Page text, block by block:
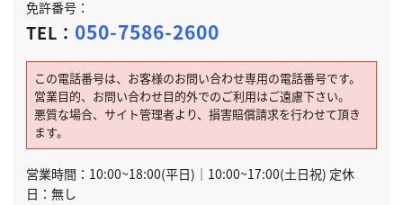
免許番号：
TEL： 050-7586-2600
この電話番号は、お客様のお問い合わせ専用の電話番号です。
営業目的、お問い合わせ目的外でのご利用はご遠慮下さい。
悪質な場合、サイト管理者より、損害賠償請求を行わせて頂き
ます。
営業時間：10:00~18:00(平日)｜10:00~17:00(土日祝) 定休
日：無し